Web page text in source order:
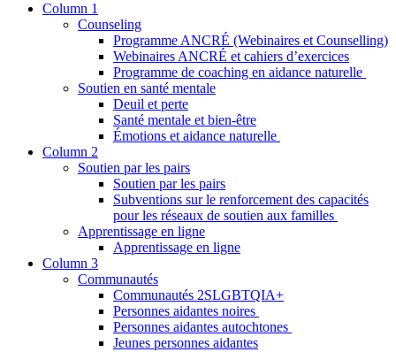
Column 1
Counseling
Programme ANCRÉ (Webinaires et Counselling)
Webinaires ANCRÉ et cahiers d’exercices
Programme de coaching en aidance naturelle
Soutien en santé mentale
Deuil et perte
Santé mentale et bien-être
Émotions et aidance naturelle
Column 2
Soutien par les pairs
Soutien par les pairs
Subventions sur le renforcement des capacités
pour les réseaux de soutien aux familles
Apprentissage en ligne
Apprentissage en ligne
Column 3
Communautés
Communautés 2SLGBTQIA+
Personnes aidantes noires
Personnes aidantes autochtones
Jeunes personnes aidantes